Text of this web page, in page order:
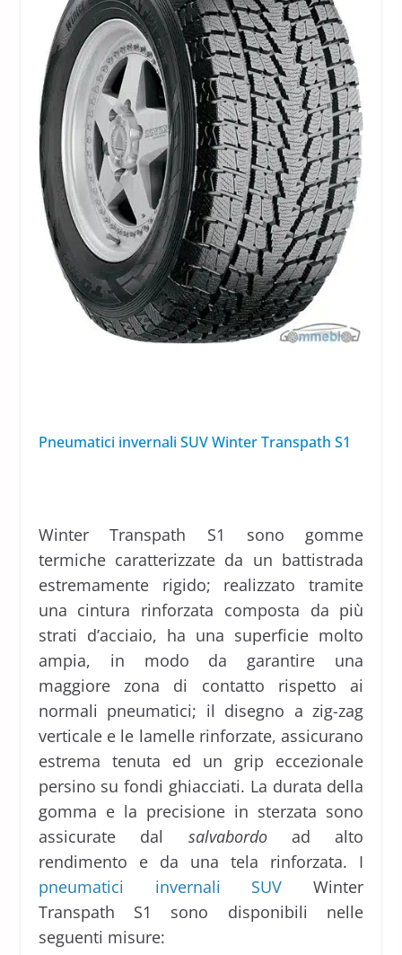
Pneumatici invernali SUV Winter Transpath S1
Winter Transpath S1 sono gomme
termiche caratterizzate da un battistrada
estremamente rigido; realizzato tramite
una cintura rinforzata composta da più
strati d’acciaio, ha una superficie molto
ampia, in modo da garantire una
maggiore zona di contatto rispetto ai
normali pneumatici; il disegno a zig-zag
verticale e le lamelle rinforzate, assicurano
estrema tenuta ed un grip eccezionale
persino su fondi ghiacciati. La durata della
gomma e la precisione in sterzata sono
assicurate dal salvabordoad alto
rendimento e da una tela rinforzata. I
pneumatici invernali SUV Winter
Transpath S1 sono disponibili nelle
seguenti misure: